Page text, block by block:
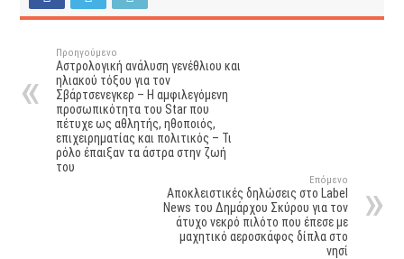
Προηγούμενο
Αστρολογική ανάλυση γενέθλιου και
ηλιακού τόξου για τον
Σβάρτσενεγκερ – Η αμφιλεγόμενη
προσωπικότητα του Star που
πέτυχε ως αθλητής, ηθοποιός,
επιχειρηματίας και πολιτικός – Τι
ρόλο έπαιξαν τα άστρα στην ζωή
του
Επόμενο
Αποκλειστικές δηλώσεις στο Label
News του Δημάρχου Σκύρου για τον
άτυχο νεκρό πιλότο που έπεσε με
μαχητικό αεροσκάφος δίπλα στο
νησί